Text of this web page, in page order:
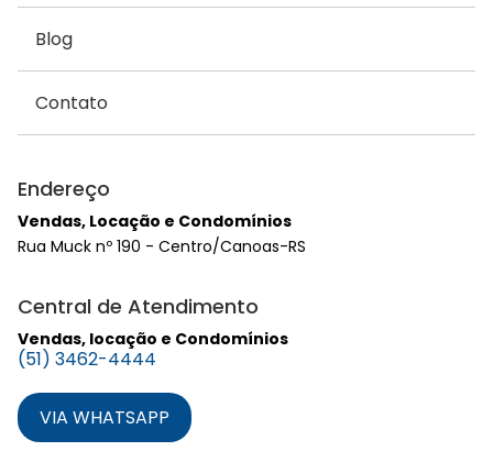
Blog
Contato
Endereço
Vendas, Locação e Condomínios
Rua Muck nº 190 - Centro/Canoas-RS
Central de Atendimento
Vendas, locação e Condomínios
(51) 3462-4444
VIA WHATSAPP